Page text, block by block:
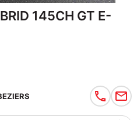
145CH GT E-